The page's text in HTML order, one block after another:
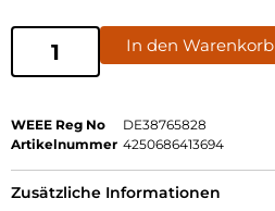
In den Warenkorb
WEEE Reg No
DE38765828
Artikelnummer 4250686413694
Zusätzliche Informationen